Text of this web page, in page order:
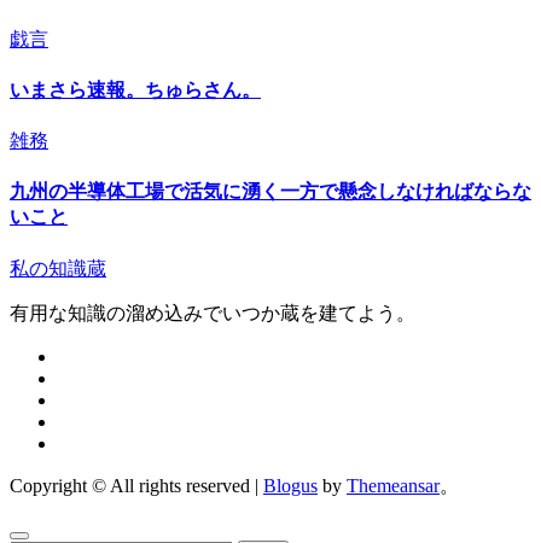
戯言
いまさら速報。ちゅらさん。
雑務
九州の半導体工場で活気に湧く一方で懸念しなければならな
いこと
私の知識蔵
有用な知識の溜め込みでいつか蔵を建てよう。
Copyright © All rights reserved | Blogus by Themeansar。